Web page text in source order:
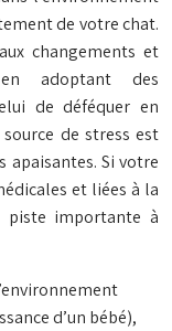
de votre chat.
changements et
adoptant des
de déféquer en
de stress est
apaisantes. Si votre
et liées à la
piste importante à
d’un bébé),